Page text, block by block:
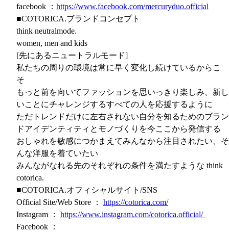
facebook ： https://www.facebook.com/mercuryduo.official
■COTORICA.ブランドコンセプト
think neutralmode.
women, men and kids
[先にあるニュートラルモード]
私たちの周りの環境は常に早く変化し続けているからこ
そ
もっと前を向いてファッションを思いっきり楽しみ、新し
いことにチャレンジするすべての人を応援するように
ただトレンドだけに左右されない自分を知るためのブラン
ドアイデンティティとモノづくりを今ここから発信する
おしゃれを敏感につかまえてみんなから注目されたい、そ
んな洋服を着ていたい
みんながなれる先のそれぞれの条件を満たすような think
cotorica.
■COTORICA.オフィシャルサイト/SNS
Official Site/Web Store ： https://cotorica.com/
Instagram ： https://www.instagram.com/cotorica.official/
Facebook ：